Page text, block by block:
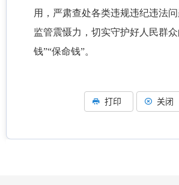
用，严肃查处各类违规违纪违法
监管震慑力，切实守护好人民群
钱”“保命钱”。
打印 关闭